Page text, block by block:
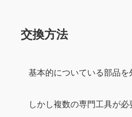
交換方法
基本的についている部品
しかし複数の専門工具が